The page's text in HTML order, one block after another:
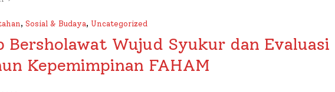
, Sosial & Budaya, Uncategorized
Bersholawat Wujud Syukur dan Evaluasi
Kepemimpinan FAHAM